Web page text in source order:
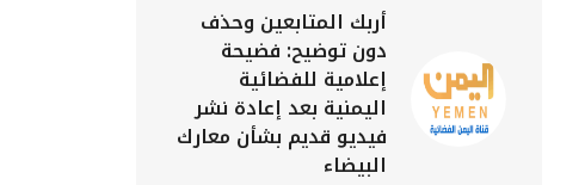
أربك المتابعين وحذف
دون توضيح: فضيحة
إعلامية للفضائية
اليمنية بعد إعادة نشر
فيديو قديم بشأن معارك
البيضاء